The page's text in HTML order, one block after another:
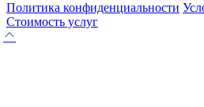
Политика конфиденциальности
Стоимость услуг